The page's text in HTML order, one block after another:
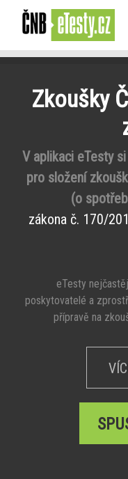
Zkoušky
V aplikaci eTesty
pro složení
(o
zákona č. 170/
eTesty
poskytovatelé a
přípravě na